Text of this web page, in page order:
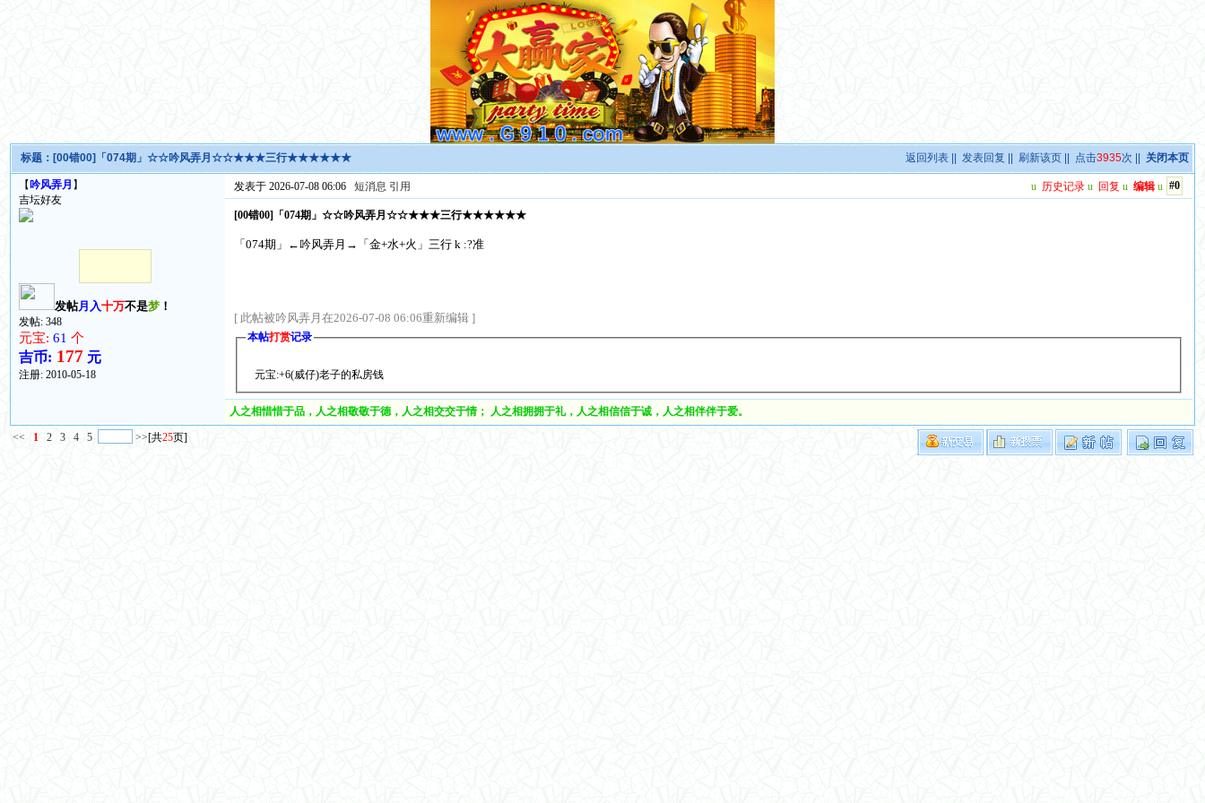
返回列表 ||发表回复 ||刷新该页 || 点击3935次 || 关闭本页
标题： [00错00]「074期」☆☆吟风弄月☆☆★★★三行★★★★★★
【 吟风弄月 】
吉坛好友
发帖月入十万不是梦 ！
发帖: 348
元宝: 61个
吉币: 177 元
注册:2010-05-18
#0
u 历史记录 u 回复 u 编辑 u
发表于 2026-07-08 06:06短消息 引用
[00错00]「074期」☆☆吟风弄月☆☆★★★三行★★★★★★
「074期」←吟风弄月→「金+水+火」三行 k :?准
[ 此帖被吟风弄月在2026-07-08 06:06重新编辑 ]
本帖打赏记录
元宝:+6(威仔)老子的私房钱
人之相惜惜于品，人之相敬敬于德，人之相交交于情； 人之相拥拥于礼，人之相信信于诚，人之相伴伴于爱。
<< 1 2 3 4 5 >>[共25页]